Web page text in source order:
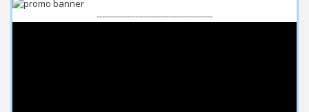
------------------------------------------